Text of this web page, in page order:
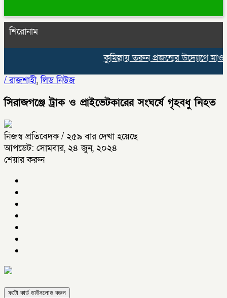
শিরোনাম
কুমিল্লায় তরুন প্রজন্মের উদ্যোগে
/রাজশাহী,লিড নিউজ
সিরাজগঞ্জে ট্রাক ও প্রাইভেটকারের সংঘর্ষে গৃহবধু নিহত
নিজস্ব প্রতিবেদক/ ২৫৯ বার দেখা হয়েছে
আপডেট: সোমবার, ২৪ জুন, ২০২৪
শেয়ার করুন
ফটো কার্ড ডাউনলোড করুন